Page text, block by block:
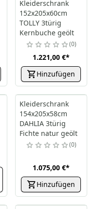
Kleiderschrank
152x205x60cm
TOLLY 3türig
Kernbuche geölt
0
1.221,00 €*
Hinzufügen
Kleiderschrank
154x205x58cm
DAHLIA 3türig
Fichte natur geölt
0
1.075,00 €*
Hinzufügen